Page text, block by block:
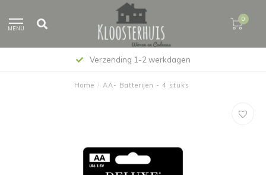
MENU
0
Verzending 1-2 werkdagen
Home / AA- Batterijen - 4 stuks